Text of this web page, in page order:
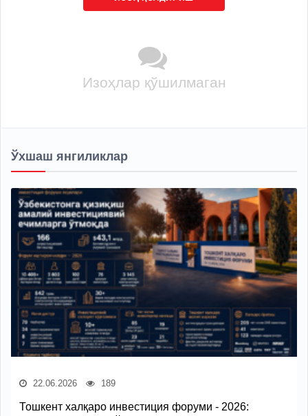
Изоҳлар қўшилмаган
Ўхшаш янгиликлар
22.06.2026 189
Тошкент халқаро инвестиция форуми - 2026: